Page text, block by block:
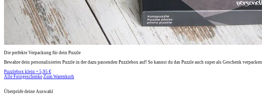
Die perfekte Verpackung für dein Puzzle
Bewahre dein personalisiertes Puzzle in der dazu passenden Puzzlebox auf! So kannst du das Puzzle auch super als Geschenk verpacken.
Puzzlebox klein + 5,95 €
Alle Fotogeschenke Zum Warenkorb
Überprüfe deine Auswahl